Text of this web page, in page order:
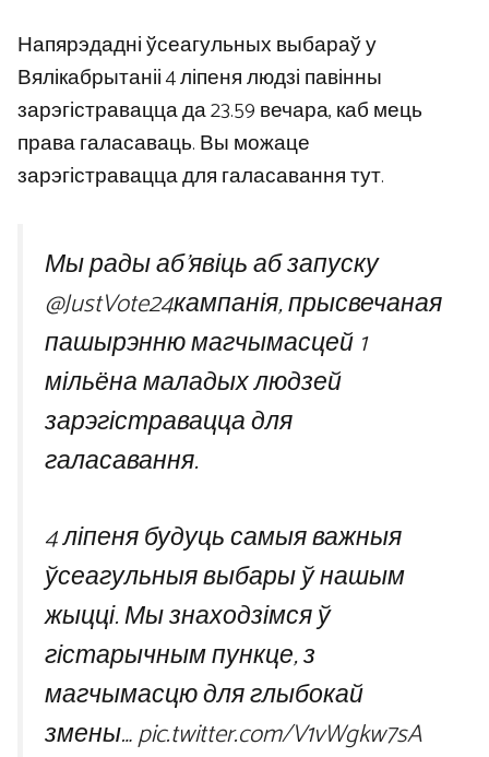
Напярэдадні ўсеагульных выбараў у
Вялікабрытаніі 4 ліпеня людзі павінны
зарэгістравацца да 23.59 вечара, каб мець
права галасаваць. Вы можаце
зарэгістравацца для галасавання тут.
Мы рады аб’явіць аб запуску
@JustVote24кампанія, прысвечаная
пашырэнню магчымасцей 1
мільёна маладых людзей
зарэгістравацца для
галасавання.
4 ліпеня будуць самыя важныя
ўсеагульныя выбары ў нашым
жыцці. Мы знаходзімся ў
гістарычным пункце, з
магчымасцю для глыбокай
змены…pic.twitter.com/V1vWgkw7sA